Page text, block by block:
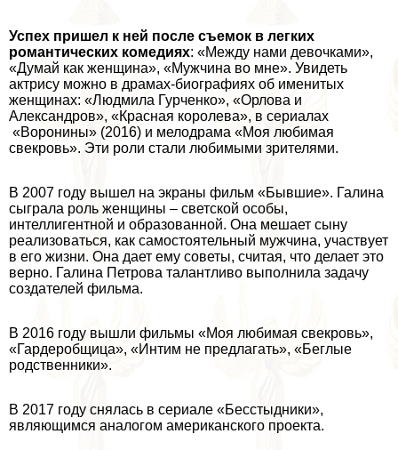
Успех пришел к ней после съемок в легких
романтических комедиях: «Между нами дeвoчками»,
«Думай как женщина», «Мужчина во мне». Увидеть
актрису можно в драмах-биографиях об именитых
женщинах: «Людмила Гурченко», «Орлова и
Александров», «Красная королева», в сериалах
«Воронины» (2016) и мелодрама «Моя любимая
свекровь». Эти роли стали любимыми зрителями.
В 2007 году вышел на экраны фильм «Бывшие». Галина
сыграла роль женщины – светской особы,
интеллигентной и образованной. Она мешает сыну
реализоваться, как самостоятельный мужчина, участвует
в его жизни. Она дает ему советы, считая, что делает это
верно. Галина Петрова талантливо выполнила задачу
создателей фильма.
В 2016 году вышли фильмы «Моя любимая свекровь»,
«Гардеробщица», «Интим не предлагать», «Беглые
родственники».
В 2017 году снялась в сериале «Бесстыдники»,
являющимся аналогом американского проекта.